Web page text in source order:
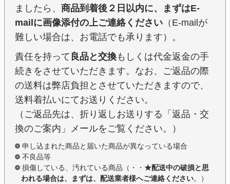
ましたら、 商品到着後２日以内に、まずはE-
mailに画像添付の上ご連絡ください （E-mailが
難しい場合は、お電話でも承ります）。
責任を持って 良品と交換もしくは代金返金の手
続きをさせていただきます。なお、ご返品の際
の送料は弊店負担とさせていただきますので、
送料着払いにてお送りください。
（ご返品先は、折り返しお送りする「返品・交
換のご案内」メールをご覧ください。）
申し込まれた商品と届いた商品が異なっている場合
不良品等
損傷している、汚れている商品（・・ ★配送中の破損と思
われる場合は、まずは、配送業者様へご連絡ください。）